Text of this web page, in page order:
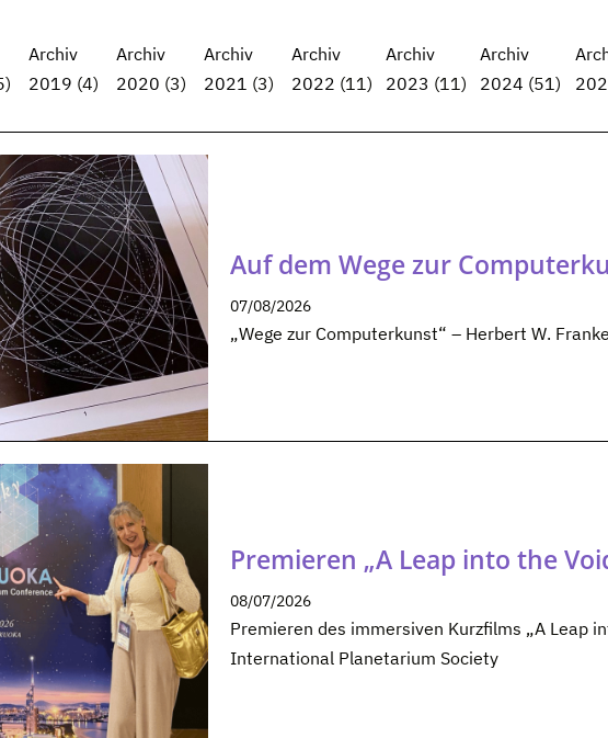
Archiv
2019 (4)
Archiv
2020 (3)
Archiv
2021 (3)
Archiv
2022 (11)
Archiv
2023 (11)
Archiv
2024 (51)
Auf dem Wege zur
07/08/2026
„Wege zur Computerkunst“ – Herbert W.
Premieren „A Leap into the
08/07/2026
Premieren des immersiven Kurzfilms „A Leap
International Planetarium Society